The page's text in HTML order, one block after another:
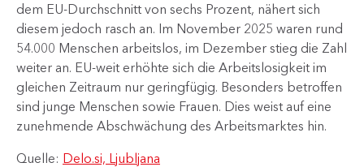
dem EU-Durchschnitt von sechs Prozent, nähert sich
diesem jedoch rasch an. Im November 2025 waren rund
54.000 Menschen arbeitslos, im Dezember stieg die Zahl
weiter an. EU-weit erhöhte sich die Arbeitslosigkeit im
gleichen Zeitraum nur geringfügig. Besonders betroffen
sind junge Menschen sowie Frauen. Dies weist auf eine
zunehmende Abschwächung des Arbeitsmarktes hin.​​
Quelle: Delo.si, Ljubljana